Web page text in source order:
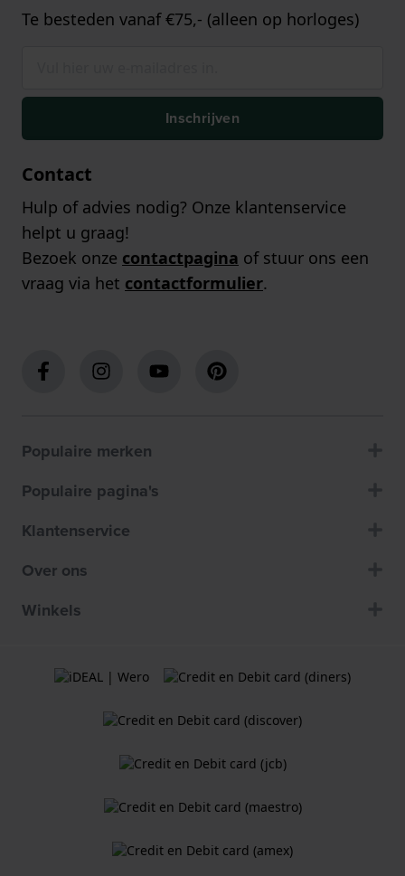
Te besteden vanaf €75,- (alleen op horloges)
Inschrijven
Contact
Hulp of advies nodig? Onze klantenservice
helpt u graag!
Bezoek onze contactpagina of stuur ons een
vraag via het contactformulier.
Populaire merken
Populaire pagina's
Klantenservice
Over ons
Winkels